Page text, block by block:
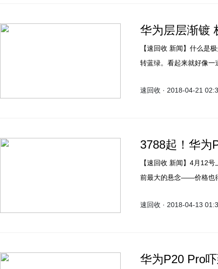
华为层层渐镀
【速回收 新闻】什么是极光色？华为P20 Pro极光色背板上层采用紫色越往下渐为
转蓝绿。看起来就好像
速回收 · 2018-04-21
3788起！华为
【速回收 新闻】4月12
前最大的悬念——价格也
6GB+128GB版售价5488
速回收 · 2018-04-13
华为P20 Pro